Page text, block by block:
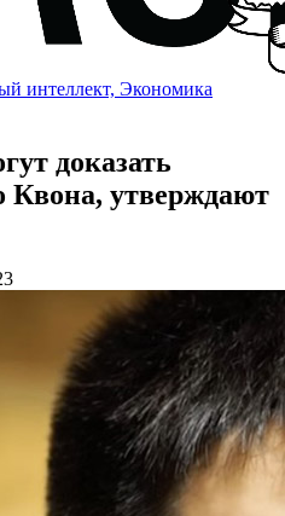
интеллект, Экономика
доказать
утверждают